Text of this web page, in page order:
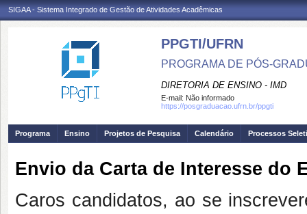
SIGAA - Sistema Integrado de Gestão de Atividades Acadêmicas
PPGTI/UFRN
PROGRAMA DE PÓS-
DIRETORIA DE ENSINO - IMD
E-mail: Não informado
https://posgraduacao.ufrn.br/ppgti
Programa Ensino Projetos de Pesquisa Calendário Processos
Envio da Carta de Interesse do
Caros candidatos, ao se